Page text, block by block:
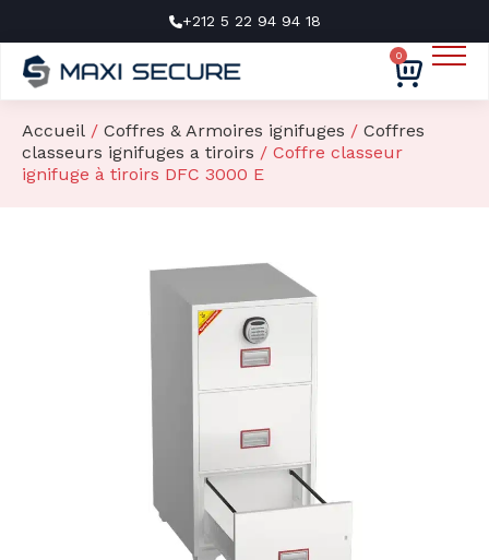
0
Nos produits
Nos marques
Services
À propos
Accueil / Coffres & Armoires ignifuges / Coffres
classeurs ignifuges a tiroirs / Coffre classeur
ignifuge à tiroirs DFC 3000 E